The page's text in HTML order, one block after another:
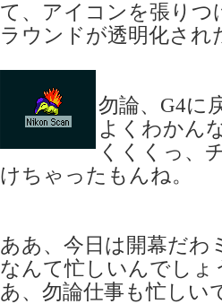
て、アイコンを張り
ラウンドが透明化さ
勿論、G4に
よくわかん
くくくっ、
けちゃったもんね。
ああ、今日は開幕だわ
なんて忙しいんでしょ
あ、勿論仕事も忙しい